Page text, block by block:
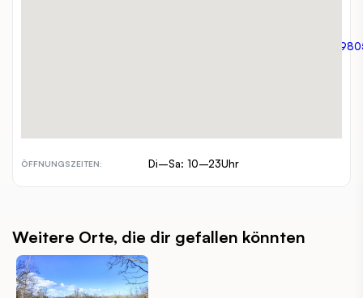
www.facebook.com/pages/Gasthaus%20Lechner/
ÖFFNUNGSZEITEN: Di–Sa: 10–23Uhr
Weitere Orte, die dir gefallen könnten